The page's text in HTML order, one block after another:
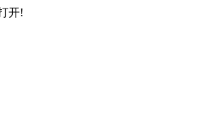
开!